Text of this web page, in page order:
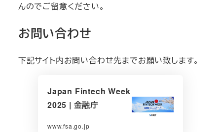
んのでご留意ください。
お問い合わせ
下記サイト内お問い合わせ先までお願い致します。
Japan Fintech Week
2025 | 金融庁
www.fsa.go.jp